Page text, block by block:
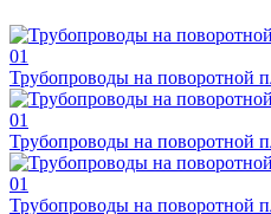
Трубопроводы на поворотной
Трубопроводы на поворотной
Трубопроводы на поворотной